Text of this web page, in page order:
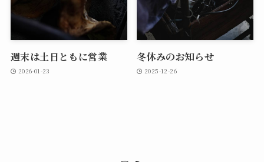
週末は土日ともに営業
2026-01-23
冬休みのお知らせ
2025-12-26